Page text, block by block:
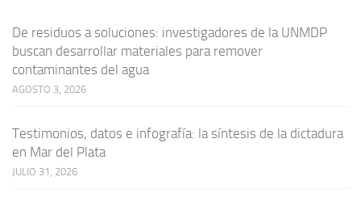
De residuos a soluciones: investigadores de la UNMDP
buscan desarrollar materiales para remover
contaminantes del agua
AGOSTO 3, 2026
Testimonios, datos e infografía: la síntesis de la dictadura
en Mar del Plata
JULIO 31, 2026